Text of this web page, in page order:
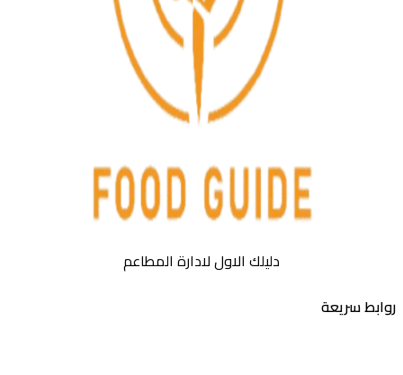
دليلك الاول لادارة المطاعم
روابط سريعة